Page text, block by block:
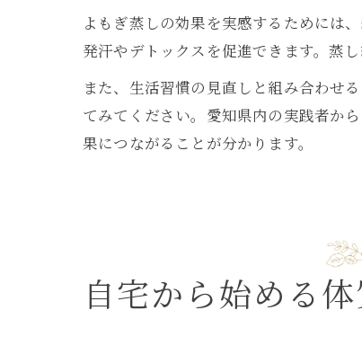
よもぎ蒸しの効果を実感するためには
発汗やデトックスを促進できます。蒸
また、生活習慣の見直しと組み合わせ
てみてください。愛知県内の実践者か
果につながることが分かります。
自宅から始める